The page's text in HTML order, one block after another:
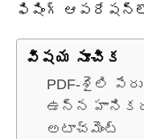
ఫిషింగ్ ఆపరేషన్‌లో
విషయ సూచిక
PDF-శైలి
ఉన్న
అటాచ్‌మెంట్